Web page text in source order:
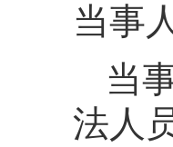
当事
当
法人